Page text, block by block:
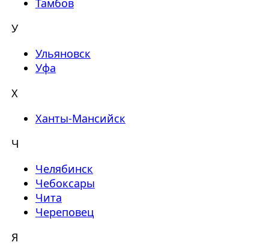
Тамбов
У
Ульяновск
Уфа
Х
Ханты-Мансийск
Ч
Челябинск
Чебоксары
Чита
Череповец
Я